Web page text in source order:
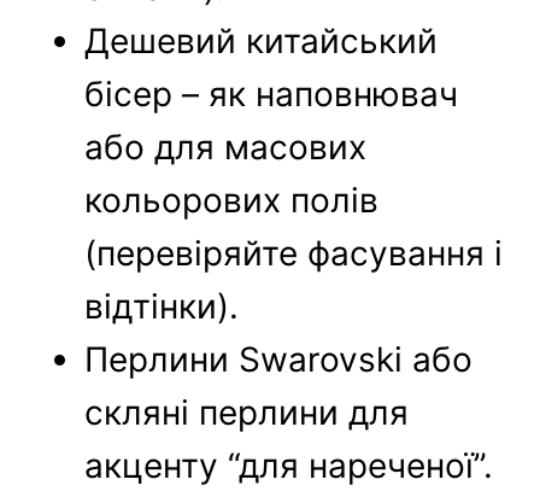
Дешевий китайський
бісер – як наповнювач
або для масових
кольорових полів
(перевіряйте фасування і
відтінки).
Перлини Swarovski або
скляні перлини для
акценту “для нареченої”.